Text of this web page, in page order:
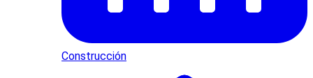
Construcción